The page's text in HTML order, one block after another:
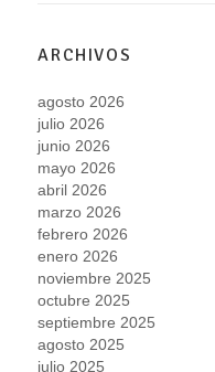
ARCHIVOS
agosto 2026
julio 2026
junio 2026
mayo 2026
abril 2026
marzo 2026
febrero 2026
enero 2026
noviembre 2025
octubre 2025
septiembre 2025
agosto 2025
julio 2025